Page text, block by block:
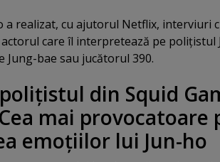
a realizat, cu ajutorul Netflix, interviuri
actorul care îl interpretează pe poliţistul
Jung-bae sau jucătorul 390.
din Squid
mai provocatoare
emoţiilor lui Jun-ho